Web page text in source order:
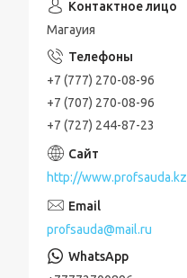
Магауия
+7 (777) 270-08-96
+7 (707) 270-08-96
+7 (727) 244-87-23
http://www.profsauda.kz
profsauda@mail.ru